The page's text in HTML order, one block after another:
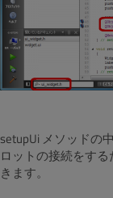
setupUi メソッドの
ロットの接続をす
きます。